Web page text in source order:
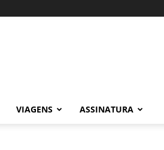
VIAGENS ASSINATURA